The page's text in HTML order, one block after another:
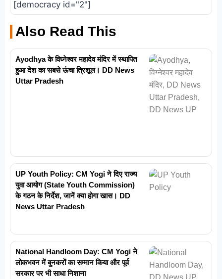
[democracy id="2"]
Also Read This
Ayodhya के विघ्नेश्वर महादेव मंदिर में स्थापित
हुआ देश का सबसे ऊंचा त्रिशूल। DD News
Uttar Pradesh
UP Youth Policy: CM Yogi ने दिए राज्य
युवा आयोग (State Youth Commission)
के गठन के निर्देश, जानें क्या होगा खास। DD
News Uttar Pradesh
National Handloom Day: CM Yogi ने
लोकभवन में बुनकरों का सम्मान किया और पूर्व
सरकार पर भी साधा निशाना